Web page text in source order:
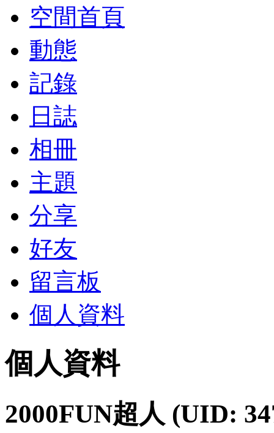
空間首頁
動態
記錄
日誌
相冊
主題
分享
好友
留言板
個人資料
個人資料
2000FUN超人 (UID: